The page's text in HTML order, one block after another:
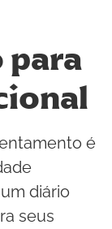
é
diário
seus